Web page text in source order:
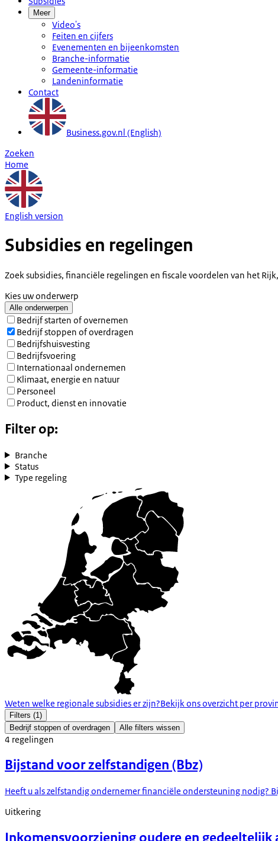
Meer
Video's
Feiten en cijfers
Evenementen en bijeenkomsten
Branche-informatie
Gemeente-informatie
Landeninformatie
Contact
Business.gov.nl (English)
Zoeken
Home
English version
Subsidies en regelingen
Zoek subsidies, financiële regelingen en fiscale voordelen van het
Kies uw onderwerp
Alle onderwerpen
Bedrijf starten of overnemen
Bedrijf stoppen of overdragen
Bedrijfshuisvesting
Bedrijfsvoering
Internationaal ondernemen
Klimaat, energie en natuur
Personeel
Product, dienst en innovatie
Filter op:
Branche
Status
Type regeling
Weten welke regionale subsidies er zijn?Bekijk ons overzicht per
Filters (1)
Bedrijf stoppen of overdragen
Alle filters wissen
4 regelingen
Bijstand voor zelfstandigen (Bbz)
Heeft u als zelfstandig ondernemer financiële ondersteuning nodig?
Uitkering